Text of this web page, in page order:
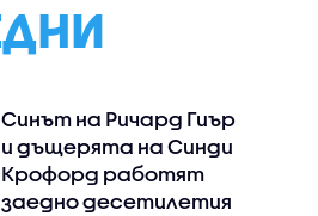
Синът на Ричард Гиър
и дъщерята на Синди
Крофорд работят
заедно десетилетия